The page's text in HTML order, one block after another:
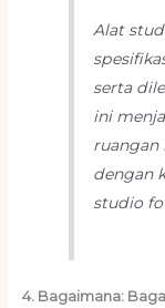
Alat
serta
ini
ruangan
dengan
studio
4. Bagaimana: